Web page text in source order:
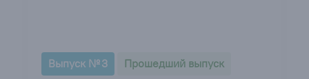
Выпуск № 3 Прошедший выпуск